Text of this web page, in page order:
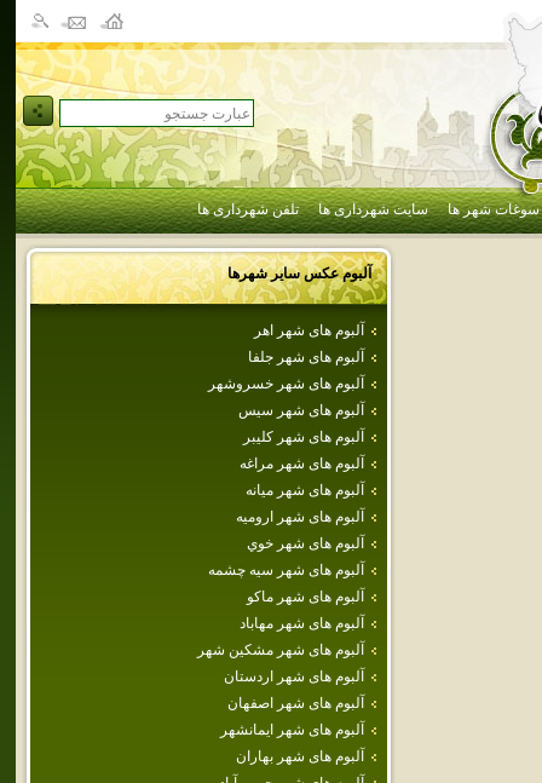
سوغات شهر ها سایت شهرداری ها تلفن شهرداری ها
آلبوم عکس سایر شهرها
آلبوم های شهر اهر
آلبوم های شهر جلفا
آلبوم های شهر خسروشهر
آلبوم های شهر سيس
آلبوم های شهر كليبر
آلبوم های شهر مراغه
آلبوم های شهر ميانه
آلبوم های شهر اروميه
آلبوم های شهر خوي
آلبوم های شهر سيه چشمه
آلبوم های شهر ماكو
آلبوم های شهر مهاباد
آلبوم های شهر مشكين شهر
آلبوم های شهر اردستان
آلبوم های شهر اصفهان
آلبوم های شهر ايمانشهر
آلبوم های شهر بهاران